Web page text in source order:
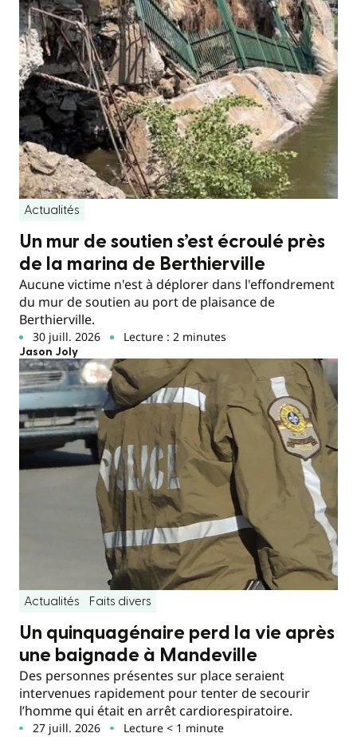
Actualités
Un mur de soutien s’est écroulé près
de la marina de Berthierville
Aucune victime n'est à déplorer dans l'effondrement
du mur de soutien au port de plaisance de
Berthierville.
30 juill. 2026 Lecture : 2 minutes
Jason Joly
Actualités Faits divers
Un quinquagénaire perd la vie après
une baignade à Mandeville
Des personnes présentes sur place seraient
intervenues rapidement pour tenter de secourir
l’homme qui était en arrêt cardiorespiratoire.
27 juill. 2026 Lecture < 1 minute